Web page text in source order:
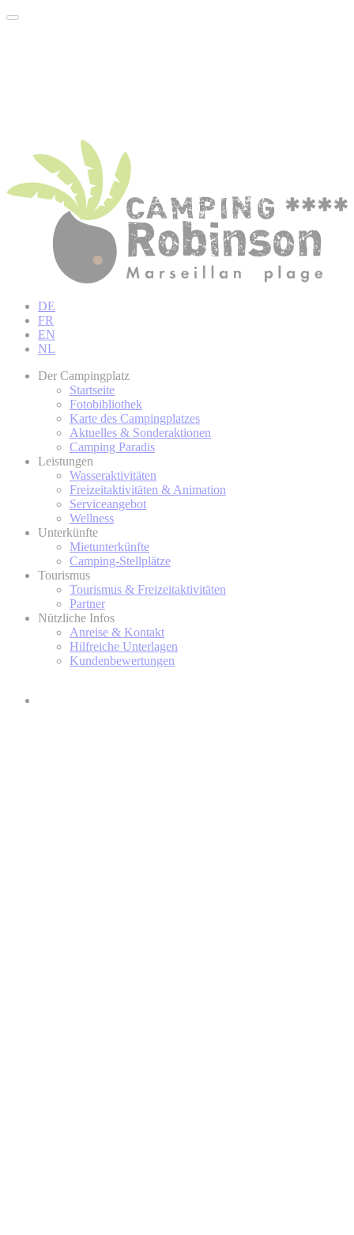
DE
FR
EN
NL
Der Campingplatz
Startseite
Fotobibliothek
Karte des Campingplatzes
Aktuelles & Sonderaktionen
Camping Paradis
Leistungen
Wasseraktivitäten
Freizeitaktivitäten & Animation
Serviceangebot
Wellness
Unterkünfte
Mietunterkünfte
Camping-Stellplätze
Tourismus
Tourismus & Freizeitaktivitäten
Partner
Nützliche Infos
Anreise & Kontakt
Hilfreiche Unterlagen
Kundenbewertungen